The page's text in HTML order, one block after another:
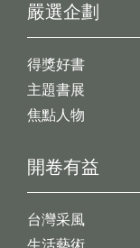
開卷有益
台灣采風
生活藝術
嚴選企劃
得獎好書
主題書展
焦點人物